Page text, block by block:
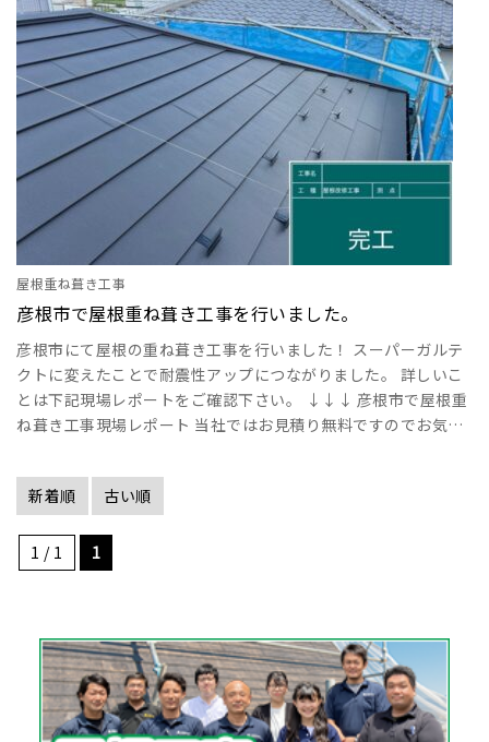
屋根重ね葺き工事
彦根市で屋根重ね葺き工事を行いました。
彦根市にて屋根の重ね葺き工事を行いました！ スーパーガルテ
クトに変えたことで耐震性アップにつながりました。 詳しいこ
とは下記現場レポートをご確認下さい。 ↓↓↓ 彦根市で屋根重
ね葺き工事現場レポート 当社ではお見積り無料ですのでお気軽
新着順 古い順
1 / 1 1